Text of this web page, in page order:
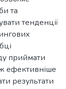
та
тенденції
приймати
ефективніше
результати